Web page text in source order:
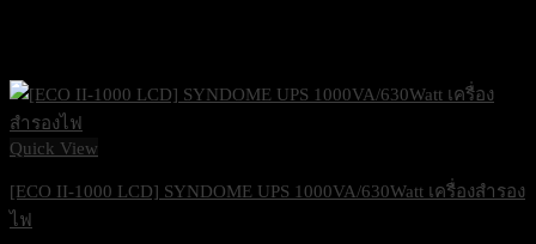
Quick View
[ECO II-1000 LCD] SYNDOME UPS 1000VA/630Watt เครื่องสำรอง
ไฟ